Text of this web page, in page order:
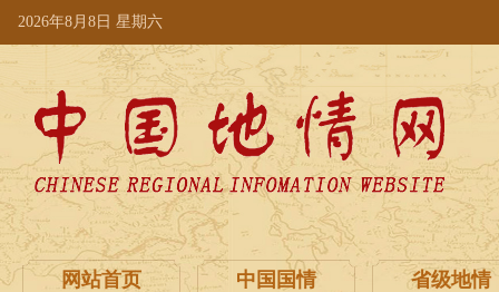
2026年8月8日 星期六
网站首页 中国国情 省级地情